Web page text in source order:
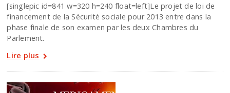
[singlepic id=841 w=320 h=240 float=left]Le projet de loi de
financement de la Sécurité sociale pour 2013 entre dans la
phase finale de son examen par les deux Chambres du
Parlement.
Lire plus